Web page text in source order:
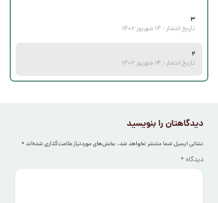
۳
تاریخ انتشار : ۱۴ شهریور ۱۴۰۲
۲
تاریخ انتشار : ۱۴ شهریور ۱۴۰۲
دیدگاهتان را بنویسید
نشانی ایمیل شما منتشر نخواهد شد. بخش‌های موردنیاز علامت‌گذاری شده‌اند*
دیدگاه *